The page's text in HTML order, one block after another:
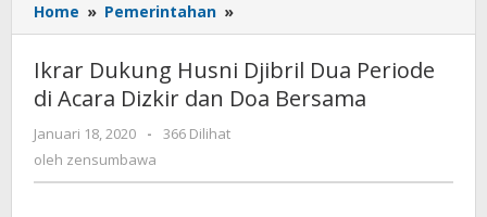
Home » Pemerintahan »
Dukung
Husni
Djibril
Dua
Ikrar Dukung Husni Djibril Dua Periode
di Acara Dizkir dan Doa Bersama
Januari 18, 2020
oleh
zensumbawa
-
366 Dilihat
oleh zensumbawa